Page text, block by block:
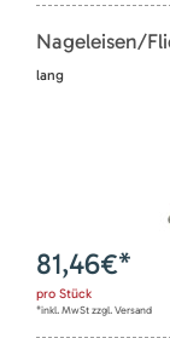
Nageleisen/
lang
81,46€*
pro Stück
*inkl. MwSt zzgl. Versand